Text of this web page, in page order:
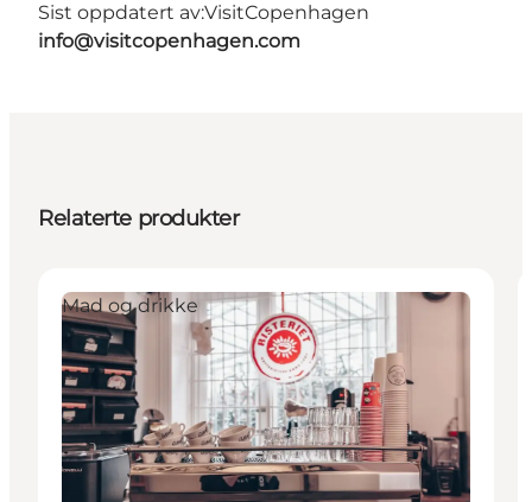
Sist oppdatert av:VisitCopenhagen
info@visitcopenhagen.com
Relaterte produkter
Mad og drikke